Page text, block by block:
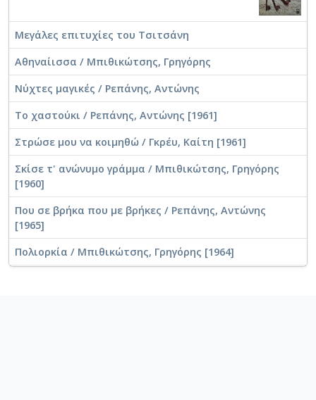
Μεγάλες επιτυχίες του Τσιτσάνη
Αθηναίισσα / Μπιθικώτσης, Γρηγόρης
Νύχτες μαγικές / Ρεπάνης, Αντώνης
Το χαστούκι / Ρεπάνης, Αντώνης [1961]
Στρώσε μου να κοιμηθώ / Γκρέυ, Καίτη [1961]
Σκίσε τ' ανώνυμο γράμμα / Μπιθικώτσης, Γρηγόρης
[1960]
Που σε βρήκα που με βρήκες / Ρεπάνης, Αντώνης
[1965]
Πολιορκία / Μπιθικώτσης, Γρηγόρης [1964]